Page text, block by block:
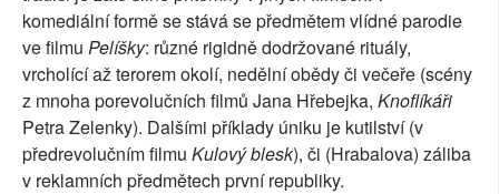
komediální formě se stává se předmětem vlídné parodie
ve filmu Pelíšky: různé rigidně dodržované rituály,
vrcholící až terorem okolí, nedělní obědy či večeře (scény
z mnoha porevolučních filmů Jana Hřebejka, Knoflíkáři
Petra Zelenky). Dalšími příklady úniku je kutilství (v
předrevolučním filmu Kulový blesk), či (Hrabalova) záliba
v reklamních předmětech první republiky.